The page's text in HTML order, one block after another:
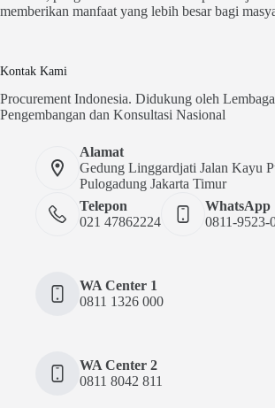
memberikan manfaat yang lebih besar bagi
Kontak Kami
Procurement Indonesia. Didukung oleh Lembaga
Pengembangan dan Konsultasi Nasional
Alamat
Gedung Linggardjati Jalan Kayu
Pulogadung Jakarta Timur
Telepon
021 47862224
WhatsApp
0811-9523-
WA Center 1
0811 1326 000
WA Center 2
0811 8042 811